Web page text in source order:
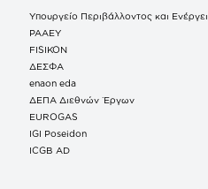
Υπουργείο Περιβάλλοντος και
ΡΑΑΕΥ
FISIKON
ΔΕΣΦΑ
enaon eda
ΔΕΠΑ Διεθνών Έργων
EUROGAS
IGI Poseidon
ICGB AD